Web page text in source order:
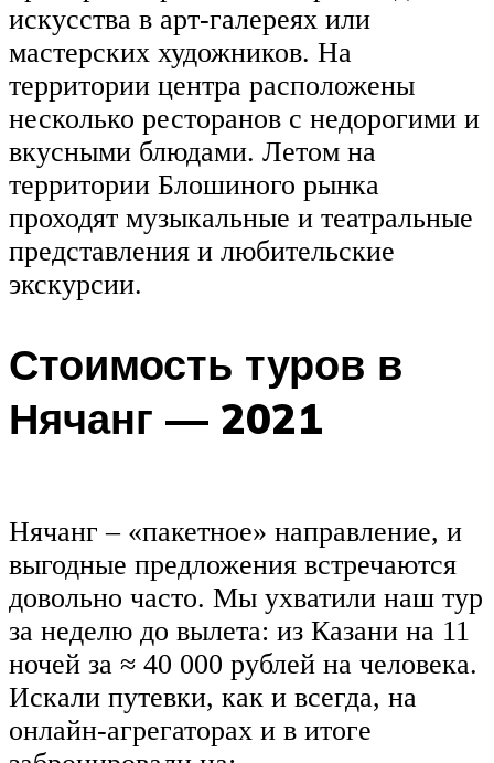
искусства в арт-галереях или
мастерских художников. На
территории центра расположены
несколько ресторанов с недорогими и
вкусными блюдами. Летом на
территории Блошиного рынка
проходят музыкальные и театральные
представления и любительские
экскурсии.
Стоимость туров в
Нячанг — 2021
Нячанг – «пакетное» направление, и
выгодные предложения встречаются
довольно часто. Мы ухватили наш тур
за неделю до вылета: из Казани на 11
ночей за ≈ 40 000 рублей на человека.
Искали путевки, как и всегда, на
онлайн-агрегаторах и в итоге